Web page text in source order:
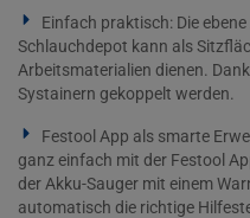
Einfach praktisch: Die
Schlauchdepot kann als
Arbeitsmaterialien dienen.
Systainern gekoppelt werden.
Festool App als smarte
ganz einfach mit der Festool
der Akku-Sauger mit einem
automatisch die richtige